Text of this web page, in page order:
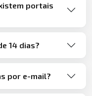
portais
14 dias?
por e-mail?